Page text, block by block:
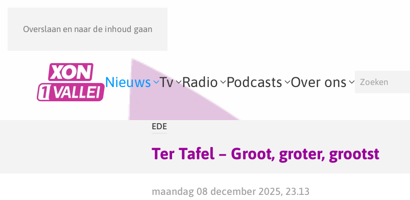
Overslaan en naar de inhoud gaan
Nieuws Tv Radio Podcasts Over ons
EDE
Ter Tafel – Groot, groter, grootst
maandag 08 december 2025, 23.13